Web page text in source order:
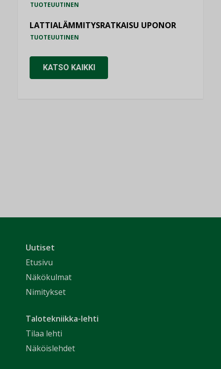
TUOTEUUTINEN
LATTIALÄMMITYSRATKAISU UPONOR
TUOTEUUTINEN
KATSO KAIKKI
Uutiset
Etusivu
Näkökulmat
Nimitykset
Talotekniikka-lehti
Tilaa lehti
Näköislehdet